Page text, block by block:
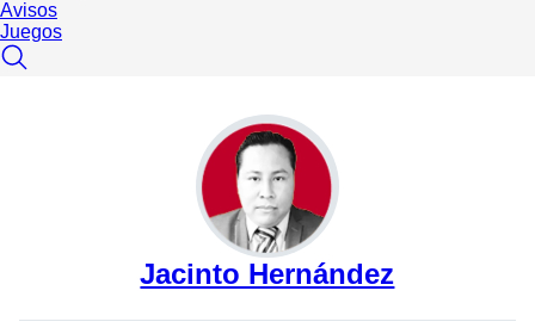
Avisos
Juegos
Jacinto Hernández